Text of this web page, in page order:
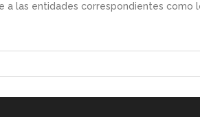
a las entidades correspondientes como